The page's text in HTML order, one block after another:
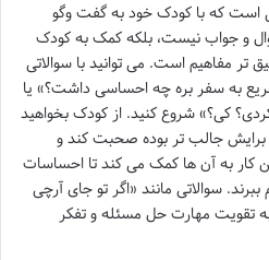
است که با کودک خود به گفت وگو
و جواب نیست، بلکه کمک به کودک
مفاهیم است. می توانید با سوالاتی
به سفر بره چه احساسی داشت؟» یا
کی؟» شروع کنید. از کودک بخواهید
برایش جالب تر بوده صحبت کند و
کار به آن ها کمک می کند تا احساسات
سوالاتی مانند «اگر تو جای آرچی
تقویت مهارت حل مسئله و تفکر